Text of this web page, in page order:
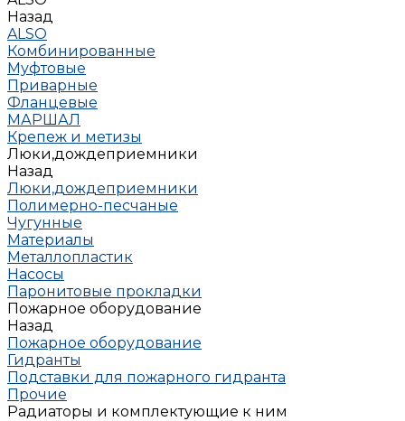
Назад
ALSO
Комбинированные
Муфтовые
Приварные
Фланцевые
МАРШАЛ
Крепеж и метизы
Люки,дождеприемники
Назад
Люки,дождеприемники
Полимерно-песчаные
Чугунные
Материалы
Металлопластик
Насосы
Паронитовые прокладки
Пожарное оборудование
Назад
Пожарное оборудование
Гидранты
Подставки для пожарного гидранта
Прочие
Радиаторы и комплектующие к ним